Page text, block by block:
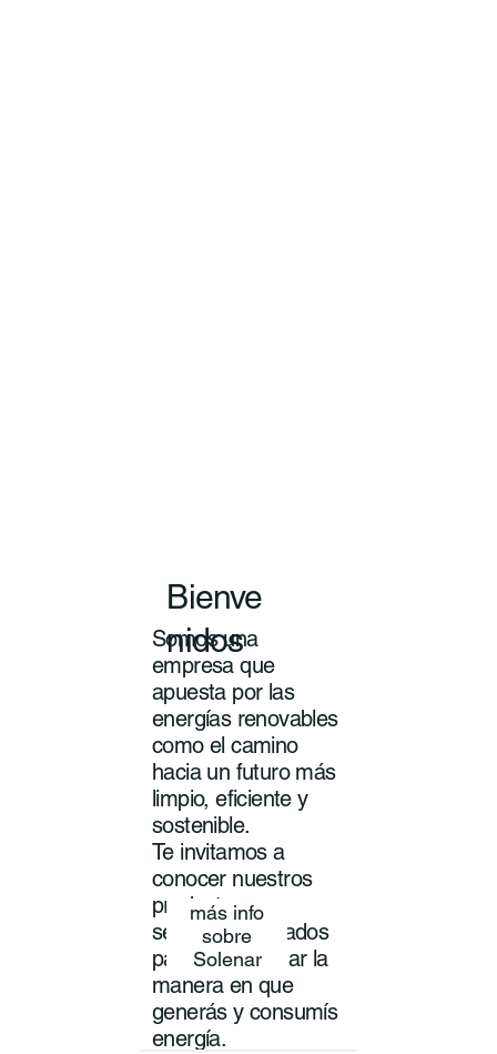
Bienve
nidos
Somos una
empresa que
apuesta por las
energías renovables
como el camino
hacia un futuro más
limpio, eficiente y
sostenible.
Te invitamos a
conocer nuestros
productos y
servicios pensados
para transformar la
manera en que
generás y consumís
energía.
más info
sobre
Solenar